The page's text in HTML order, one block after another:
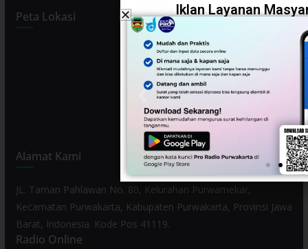
Peta Lokasi
Alamat Kami
JL. Taman Pahlawan No. 80, Kelurahan Purwamekar,
Kecamatan Purwakarta, Kabupaten Purwakarta, Provinsi Jawa
Barat, Indonesia. Kode Pos 41119.
Radio Online
Iklan Layanan